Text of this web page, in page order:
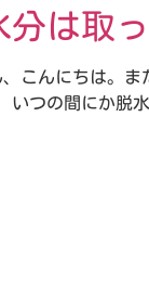
は取
んにちは。ま
いつの間にか脱